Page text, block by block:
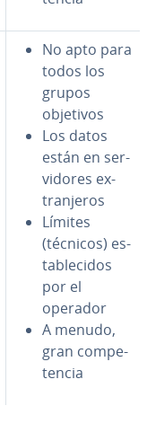
No apto para
todos los
grupos
objetivos
Los datos
están en se­r­
vi­do­res ex­
tra­n­je­ros
Límites
(técnicos) es­
ta­ble­ci­dos
por el
operador
A menudo,
gran co­m­pe­
te­n­cia